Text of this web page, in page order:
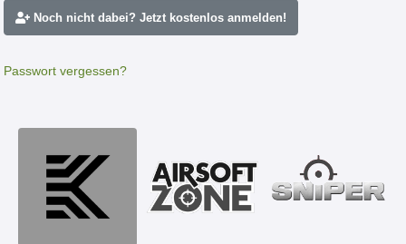
Noch nicht dabei? Jetzt kostenlos anmelden!
Passwort vergessen?